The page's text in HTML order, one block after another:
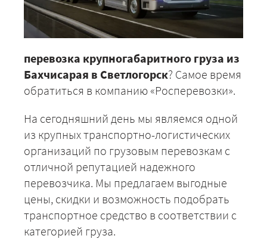
перевозка крупногабаритного груза из
Бахчисарая в Светлогорск? Самое время
обратиться в компанию «Росперевозки».
На сегодняшний день мы являемся одной
из крупных транспортно-логистических
организаций по грузовым перевозкам с
отличной репутацией надежного
перевозчика. Мы предлагаем выгодные
цены, скидки и возможность подобрать
транспортное средство в соответствии с
категорией груза.